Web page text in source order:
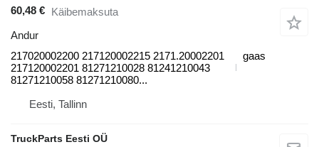
60,48 € Käibemaksuta
Andur
217020002200 217120002215 2171.20002201
217120002201 81271210028 81241210043
81271210058 81271210080...
gaas
Eesti, Tallinn
TruckParts Eesti OÜ